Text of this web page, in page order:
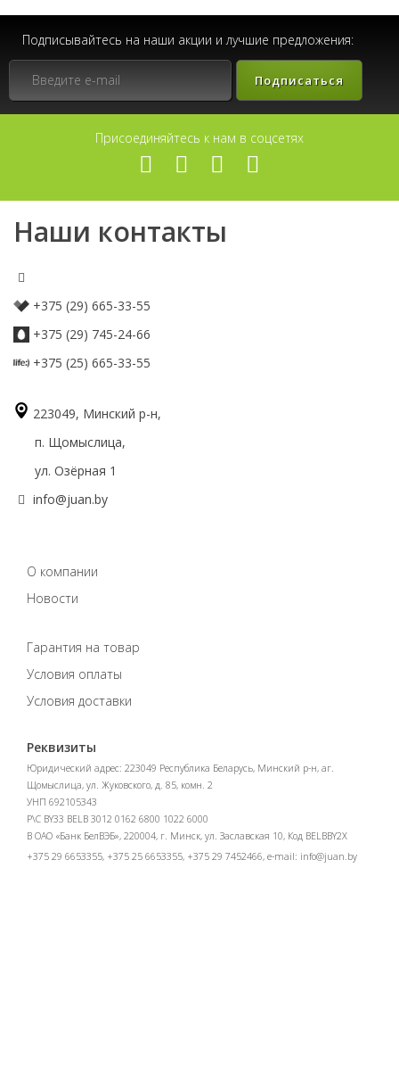
Подписывайтесь на наши акции и лучшие предложения:
Подписаться
Присоединяйтесь к нам в соцсетях
Наши контакты
+375 (29) 665-33-55
+375 (29) 745-24-66
+375 (25) 665-33-55
223049, Минский р-н,
п. Щомыслица,
ул. Озёрная 1
info@juan.by
О компании
Новости
Гарантия на товар
Условия оплаты
Условия доставки
Реквизиты
Юридический адрес: 223049 Республика Беларусь, Минский р-н, аг.
Щомыслица, ул. Жуковского, д. 85, комн. 2
УНП 692105343
Р\С BY33 BELB 3012 0162 6800 1022 6000
В ОАО «Банк БелВЭБ», 220004, г. Минск, ул. Заславская 10, Код BELBBY2X
+375 29 6653355, +375 25 6653355, +375 29 7452466, e-mail: info@juan.by